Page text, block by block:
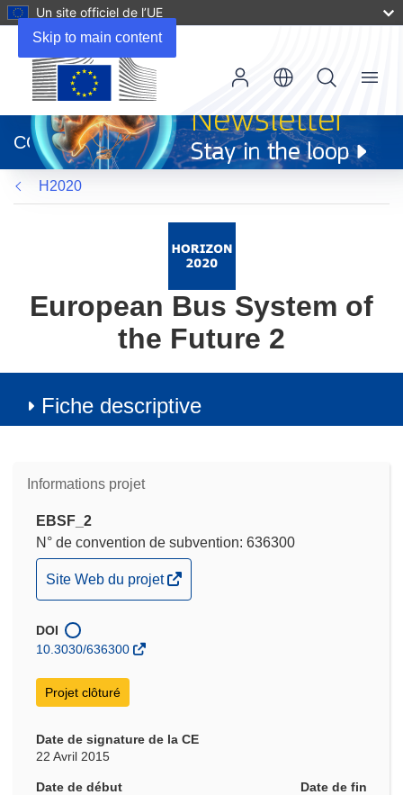
Skip to main content
Un site officiel de l’UE
dans
une
nouvelle
fenêtre)
CORDIS
Menu
H2020
European Bus System of
the Future 2
Fiche descriptive
Informations projet
EBSF_2
N° de convention de subvention: 636300
(s’ouvre
dans
une
nouvelle
Site Web du projet
DOI
10.3030/636300
Projet clôturé
Date de signature de la CE
22 Avril 2015
Date de début
Date de fin